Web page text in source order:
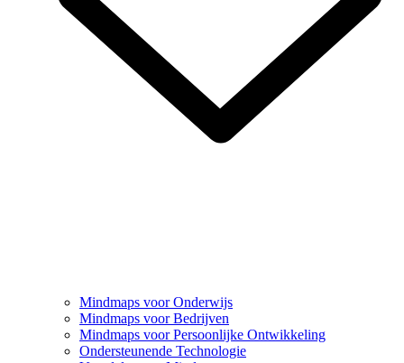
Mindmaps voor Onderwijs
Mindmaps voor Bedrijven
Mindmaps voor Persoonlijke Ontwikkeling
Ondersteunende Technologie